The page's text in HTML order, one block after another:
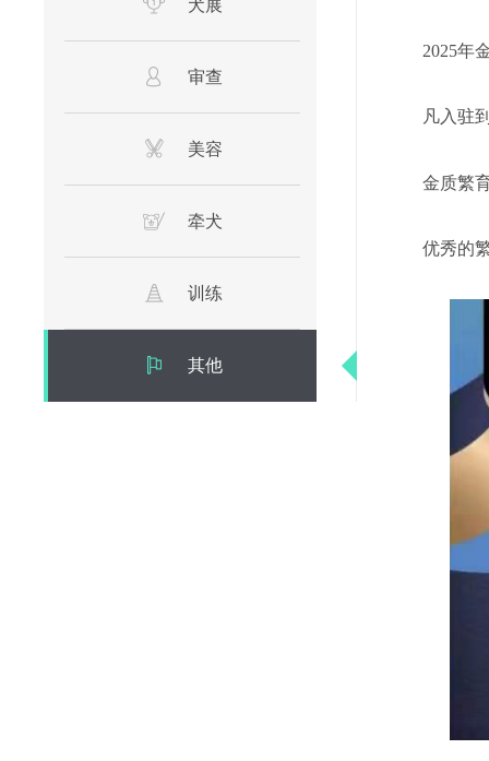
犬展
审查
美容
牵犬
训练
其他
2025年
凡入驻
金质繁
优秀的